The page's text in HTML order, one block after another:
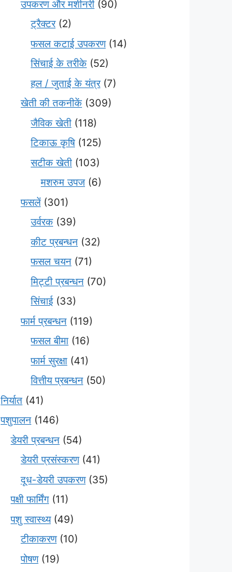
उपकरण और मशीनरी (90)
ट्रैक्टर(2)
फसल कटाई उपकरण(14)
सिंचाई के तरीके (52)
हल / जुताई के यंत्र(7)
खेती की तकनीकें (309)
जैविक खेती (118)
टिकाऊ कृषि(125)
सटीक खेती (103)
मशरुम उपज (6)
फसलें(301)
उर्वरक (39)
कीट प्रबन्धन (32)
फसल चयन (71)
मि‌ट्टी प्रबन्धन (70)
सिंचाई (33)
फार्म प्रबन्धन (119)
फसल बीमा (16)
फार्म सुरक्षा (41)
वित्तीय प्रबन्धन (50)
निर्यात (41)
पशुपालन (146)
डेयरी प्रबन्धन (54)
डेयरी प्रसंस्करण(41)
दूध-डेयरी उपकरण(35)
पक्षी फार्मिंग (11)
पशु स्वास्थ्य(49)
टीकाकरण(10)
पोषण(19)